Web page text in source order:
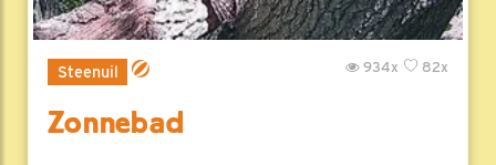
Steenuil 82x
934x
Zonnebad